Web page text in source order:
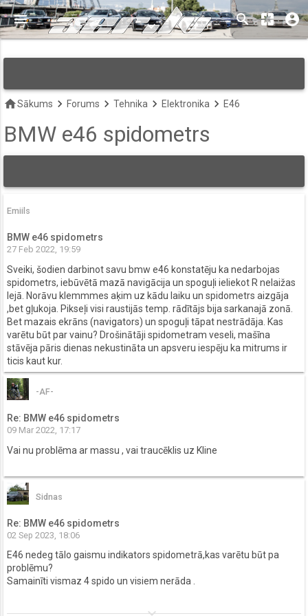
keyboard_arrow_down
menu search pages account_circle
homeSākums keyboard_arrow_right Forums keyboard_arrow_right Tehnika keyboard_arrow_right Elektronika keyboard_arrow_right E46
BMW e46 spidometrs
Emiils
BMW e46 spidometrs
27 Feb 2022, 19:59
Sveiki, šodien darbinot savu bmw e46 konstatēju ka nedarbojas
spidometrs, iebūvētā mazā navigācija un spoguļi ieliekot R nelaižas
lejā. Norāvu klemmmes aķim uz kādu laiku un spidometrs aizgāja
,bet gļukoja. Pikseļi visi raustijās temp. rādītājs bija sarkanajā zonā.
Bet mazais ekrāns (navigators) un spoguļi tāpat nestrādāja. Kas
varētu būt par vainu? Drošinātāji spidometram veseli, mašīna
stāvēja pāris dienas nekustināta un apsveru iespēju ka mitrums ir
ticis kaut kur.
-AF-
Re: BMW e46 spidometrs
09 Mar 2022, 17:17
Vai nu problēma ar massu , vai traucēklis uz Kline
Sidnas
Re: BMW e46 spidometrs
02 Sep 2023, 18:06
E46 nedeg tālo gaismu indikators spidometrā,kas varētu būt pa
problēmu?
Samainīti vismaz 4 spido un visiem nerāda .